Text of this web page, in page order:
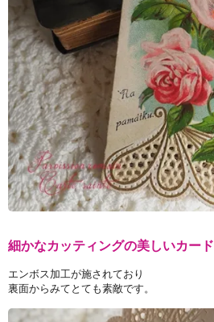
細かなカッティングの美しいカード
エンボス加工が施されており
裏面からみてとても素敵です。